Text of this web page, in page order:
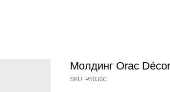
Молдинг Orac Décor
SKU: P8030C